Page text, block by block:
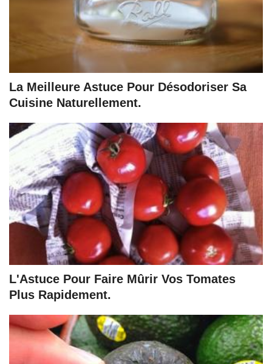
La Meilleure Astuce Pour Désodoriser Sa
Cuisine Naturellement.
L'Astuce Pour Faire Mûrir Vos Tomates
Plus Rapidement.